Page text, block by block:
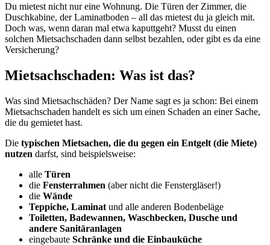
Du mietest nicht nur eine Wohnung. Die Türen der Zimmer, die
Duschkabine, der Laminatboden – all das mietest du ja gleich mit.
Doch was, wenn daran mal etwa kaputtgeht? Musst du einen
solchen Mietsachschaden dann selbst bezahlen, oder gibt es da eine
Versicherung?
Mietsachschaden: Was ist das?
Was sind Mietsachschäden? Der Name sagt es ja schon: Bei einem
Mietsachschaden handelt es sich um einen Schaden an einer Sache,
die du gemietet hast.
Die typischen Mietsachen, die du gegen ein Entgelt (die Miete)
nutzen darfst, sind beispielsweise:
alle Türen
die Fensterrahmen (aber nicht die Fenstergläser!)
die Wände
Teppiche, Laminat und alle anderen Bodenbeläge
Toiletten, Badewannen, Waschbecken, Dusche und
andere Sanitäranlagen
eingebaute Schränke und die Einbauküche